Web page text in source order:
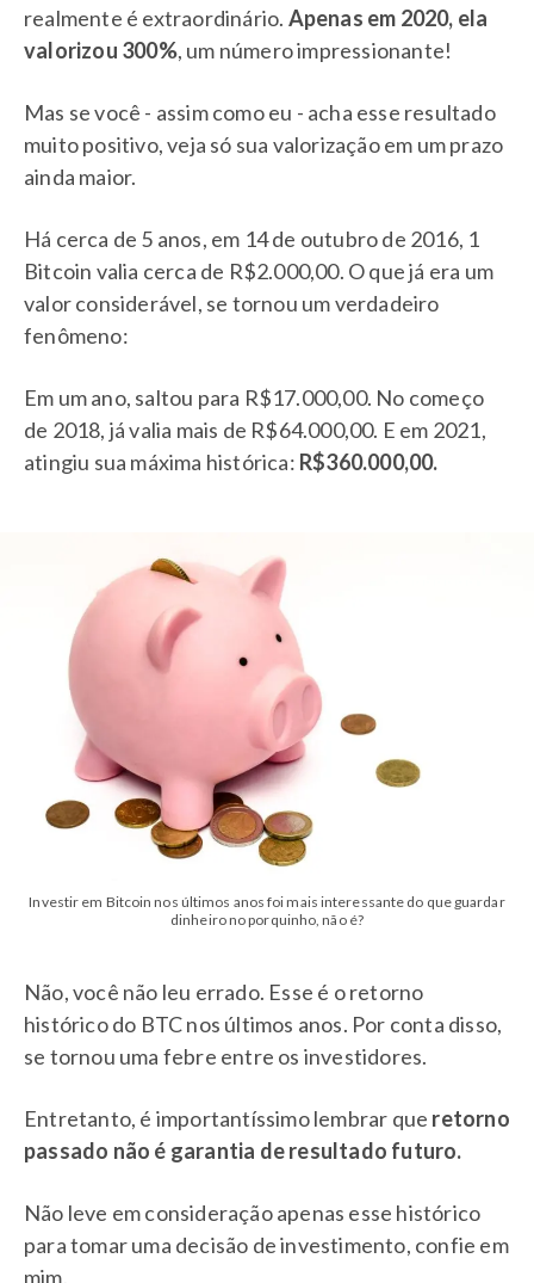
realmente é extraordinário. Apenas em 2020, ela
valorizou 300%, um número impressionante!
Mas se você - assim como eu - acha esse resultado
muito positivo, veja só sua valorização em um prazo
ainda maior.
Há cerca de 5 anos, em 14 de outubro de 2016, 1
Bitcoin valia cerca de R$2.000,00. O que já era um
valor considerável, se tornou um verdadeiro
fenômeno:
Em um ano, saltou para R$17.000,00. No começo
de 2018, já valia mais de R$64.000,00. E em 2021,
atingiu sua máxima histórica: R$360.000,00.
Investir em Bitcoin nos últimos anos foi mais interessante do que guardar
dinheiro no porquinho, não é?
Não, você não leu errado. Esse é o retorno
histórico do BTC nos últimos anos. Por conta disso,
se tornou uma febre entre os investidores.
Entretanto, é importantíssimo lembrar que retorno
passado não é garantia de resultado futuro.
Não leve em consideração apenas esse histórico
para tomar uma decisão de investimento, confie em
mim.